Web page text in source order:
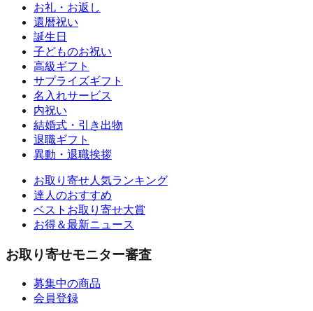
お礼・お返し
還暦祝い
誕生日
子どものお祝い
高級ギフト
サプライズギフト
名入れサービス
内祝い
結婚式・引き出物
退職ギフト
異動・退職挨拶
お取り寄せ人気ランキング
達人のおすすめ
ベストお取り寄せ大賞
お得＆最新ニュース
お取り寄せモニター審査
募集中の商品
会員登録